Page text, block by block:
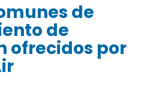
de
de
ofrecidos por